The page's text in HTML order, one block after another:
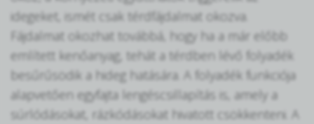
idegeket, ismét csak térdfájdalmat okozva.
Fájdalmat okozhat továbbá, hogy ha a már előbb
említett kenőanyag, tehát a térdben lévő folyadék
besűrűsödik a hideg hatására. A folyadék funkciója
alapvetően egyfajta lengéscsillapítás is, amely a
súrlódásokat, rázkódásokat hivatott csökkenteni. A